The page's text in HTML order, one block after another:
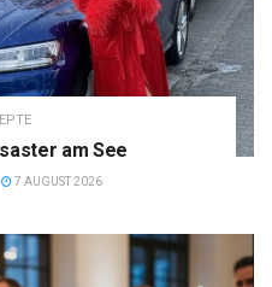
am See
7 AUGUST 2026